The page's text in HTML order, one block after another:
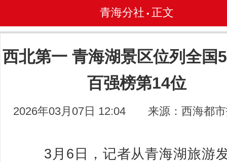
青海分社 • 正文
西北第一 青海湖景区位列全国
百强榜第14位
2026年03月07日 12:04 来源：西海都
3月6日，记者从青海湖旅游